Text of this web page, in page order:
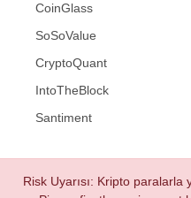
CoinGlass
SoSoValue
CryptoQuant
IntoTheBlock
Santiment
Risk Uyarısı: Kripto paralarla